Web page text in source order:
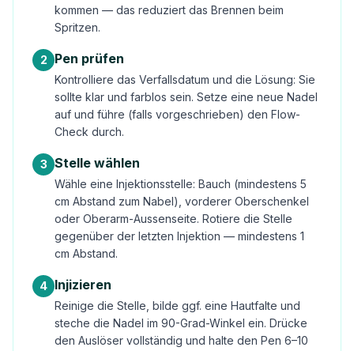
kommen — das reduziert das Brennen beim
Spritzen.
2 Pen prüfen
Kontrolliere das Verfallsdatum und die Lösung: Sie
sollte klar und farblos sein. Setze eine neue Nadel
auf und führe (falls vorgeschrieben) den Flow-
Check durch.
3 Stelle wählen
Wähle eine Injektionsstelle: Bauch (mindestens 5
cm Abstand zum Nabel), vorderer Oberschenkel
oder Oberarm-Aussenseite. Rotiere die Stelle
gegenüber der letzten Injektion — mindestens 1
cm Abstand.
4 Injizieren
Reinige die Stelle, bilde ggf. eine Hautfalte und
steche die Nadel im 90-Grad-Winkel ein. Drücke
den Auslöser vollständig und halte den Pen 6–10